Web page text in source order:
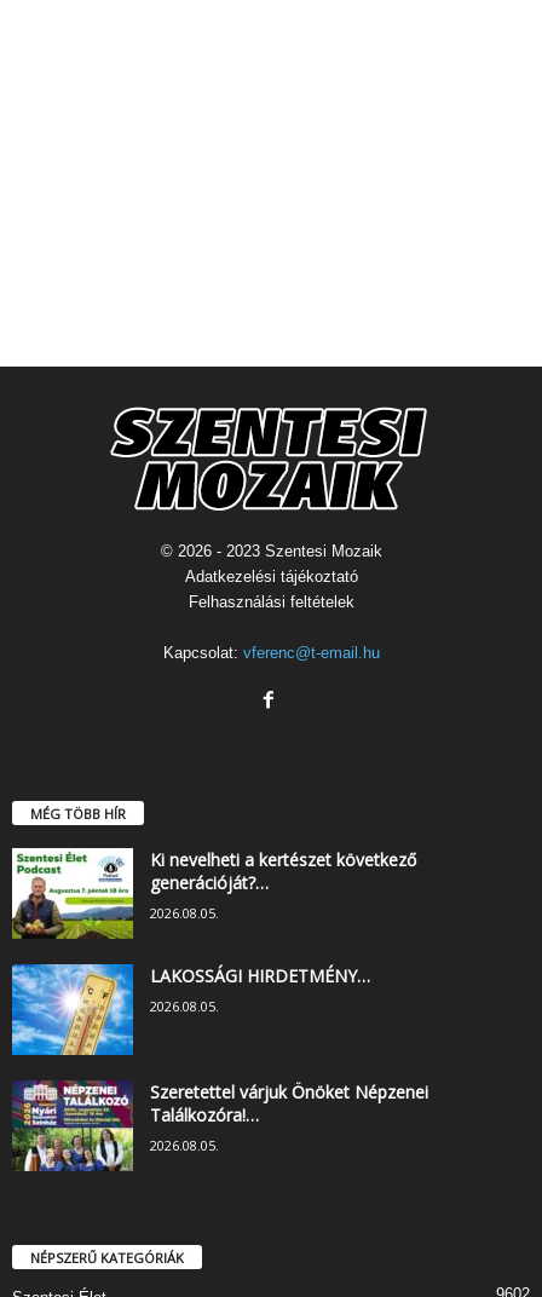
© 2026 - 2023 Szentesi Mozaik
Adatkezelési tájékoztató
Felhasználási feltételek
Kapcsolat: vferenc@t-email.hu
MÉG TÖBB HÍR
Ki nevelheti a kertészet következő
generációját?…
2026.08.05.
LAKOSSÁGI HIRDETMÉNY…
2026.08.05.
Szeretettel várjuk Önöket Népzenei
Találkozóra!…
2026.08.05.
NÉPSZERŰ KATEGÓRIÁK